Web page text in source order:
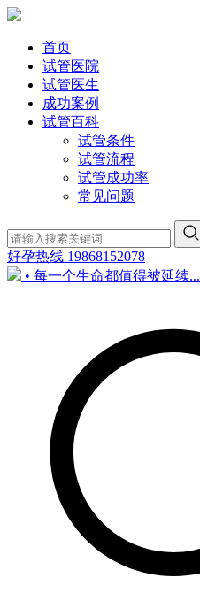
首页
试管医院
试管医生
成功案例
试管百科
试管条件
试管流程
试管成功率
常见问题
好孕热线 19868152078
• 每一个生命都值得被延续...